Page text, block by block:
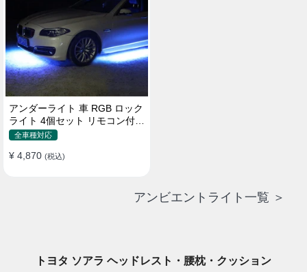
アンダーライト 車 RGB ロック
ライト 4個セット リモコン付き
ボタンスイッチ付き 多機能 車
水 おしゃれ
全車種対応
¥ 4,870 (税込)
アンビエントライト一覧 ＞
トヨタ ソアラ ヘッドレスト・腰枕・クッション